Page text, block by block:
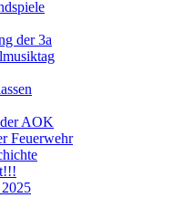
der 3a
AOK
Feuerwehr